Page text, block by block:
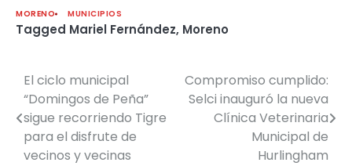
MORENO
MUNICIPIOS
Tagged Mariel Fernández, Moreno
Navegación
de
entradas
El ciclo municipal
“Domingos de Peña”
sigue recorriendo Tigre
para el disfrute de
vecinos y vecinas
Compromiso cumplido:
Selci inauguró la nueva
Clínica Veterinaria
Municipal de
Hurlingham